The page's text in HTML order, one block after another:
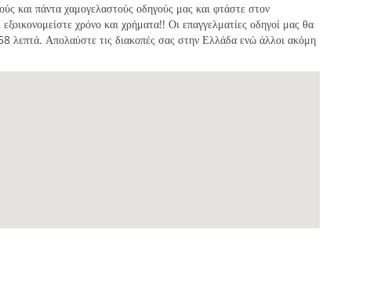
και πάντα χαμογελαστούς οδηγούς μας και φτάστε στον
χρόνο και χρήματα!! Οι επαγγελματίες οδηγοί μας θα
λεπτά. Απολαύστε τις διακοπές σας στην Ελλάδα ενώ άλλοι ακόμη